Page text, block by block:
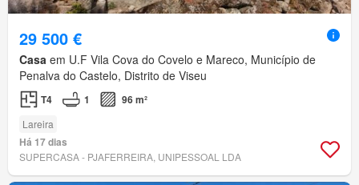
29 500 €
Casa em U.F Vila Cova do Covelo e Mareco, Município de
Penalva do Castelo, Distrito de Viseu
T4 1 96 m²
Lareira
Há 17 dias
SUPERCASA - PJAFERREIRA, UNIPESSOAL LDA